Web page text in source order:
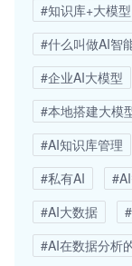
#知识库+大模型
#什么叫做AI智
#企业AI大模型
#本地搭建大模
#AI知识库管理
#私有AI
#AI大数据
#AI在数据分析